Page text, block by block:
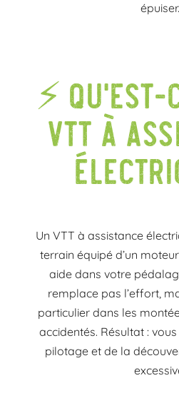
épuiser.
⚡
VTT à
Un VTT à assistance
terrain équipé d’un
aide dans votre
remplace pas l’effort,
particulier dans les
accidentés. Résultat :
pilotage et de la